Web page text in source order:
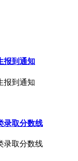
报到通知
报到通知
录取分数线
录取分数线